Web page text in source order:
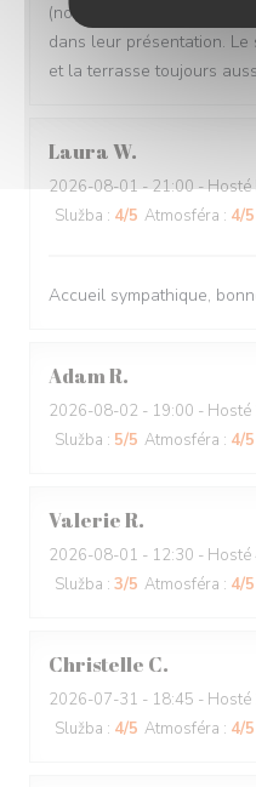
(notamment les
dans leur présentation.
et la terrasse toujours
LauraW
2026-08-01- 21:00 - Hosté
Služba : 4/5 Atmosféra : 4/5
Accueil sympathique,
AdamR
2026-08-02 - 19:00 - Hosté
Služba : 5/5 Atmosféra : 4/5
ValerieR
2026-08-01 - 12:30 - Hosté
Služba : 3/5 Atmosféra : 4/5
Christelle C
2026-07-31 - 18:45 - Hosté
Služba : 4/5 Atmosféra : 4/5